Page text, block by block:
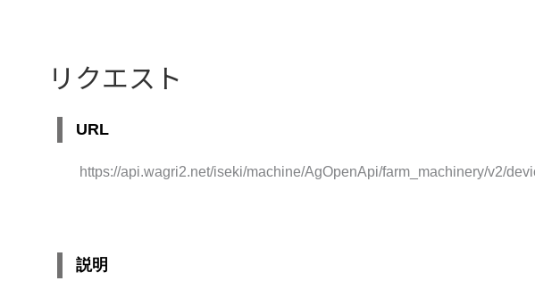
リクエスト
URL
https://api.wagri2.net/iseki/machine/AgOpenApi/farm_machinery/v2/
説明